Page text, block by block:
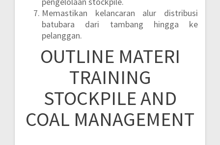
Memastikan kelancaran alur distribusi
batubara dari tambang hingga ke
pelanggan.
OUTLINE MATERI
TRAINING
STOCKPILE AND
COAL MANAGEMENT